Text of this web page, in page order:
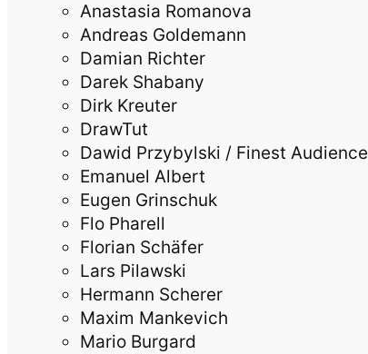
Anastasia Romanova
Andreas Goldemann
Damian Richter
Darek Shabany
Dirk Kreuter
DrawTut
Dawid Przybylski / Finest Audience
Emanuel Albert
Eugen Grinschuk
Flo Pharell
Florian Schäfer
Lars Pilawski
Hermann Scherer
Maxim Mankevich
Mario Burgard